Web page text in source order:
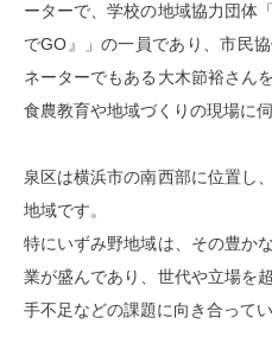
ーターで、学校の地域協力団体
でGO』」の一員であり、市民
ネーターでもある大木節裕さん
食農教育や地域づくりの現場に伺
泉区は横浜市の南西部に位置し
地域です。
特にいずみ野地域は、その豊か
業が盛んであり、世代や立場を
手不足などの課題に向き合ってい